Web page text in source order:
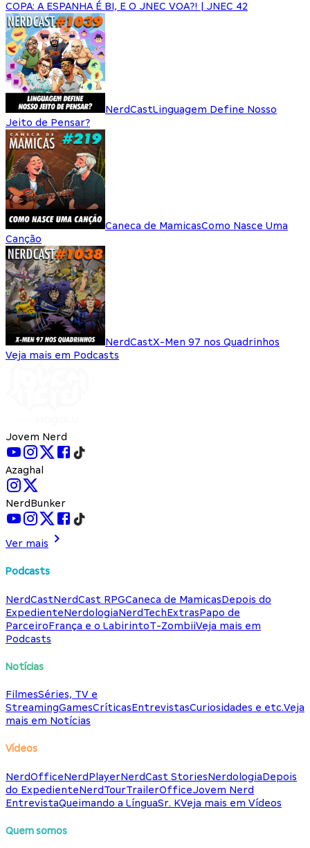
COPA: A ESPANHA É BI, E O JNEC VOA?! | JNEC 42
NerdCastLinguagem Define Nosso
Jeito de Pensar?
Caneca de MamicasComo Nasce Uma
Canção
NerdCastX-Men 97 nos Quadrinhos
Veja mais em Podcasts
Jovem Nerd
Azaghal
NerdBunker
Ver mais
Podcasts
NerdCastNerdCast RPGCaneca de MamicasDepois do
ExpedienteNerdologiaNerdTechExtrasPapo de
ParceiroFrança e o LabirintoT-ZombiiVeja mais em
Podcasts
Notícias
FilmesSéries, TV e
StreamingGamesCríticasEntrevistasCuriosidades e etc.Veja
mais em Notícias
Vídeos
NerdOfficeNerdPlayerNerdCast StoriesNerdologiaDepois
do ExpedienteNerdTourTrailerOfficeJovem Nerd
EntrevistaQueimando a LínguaSr. KVeja mais em Vídeos
Quem somos